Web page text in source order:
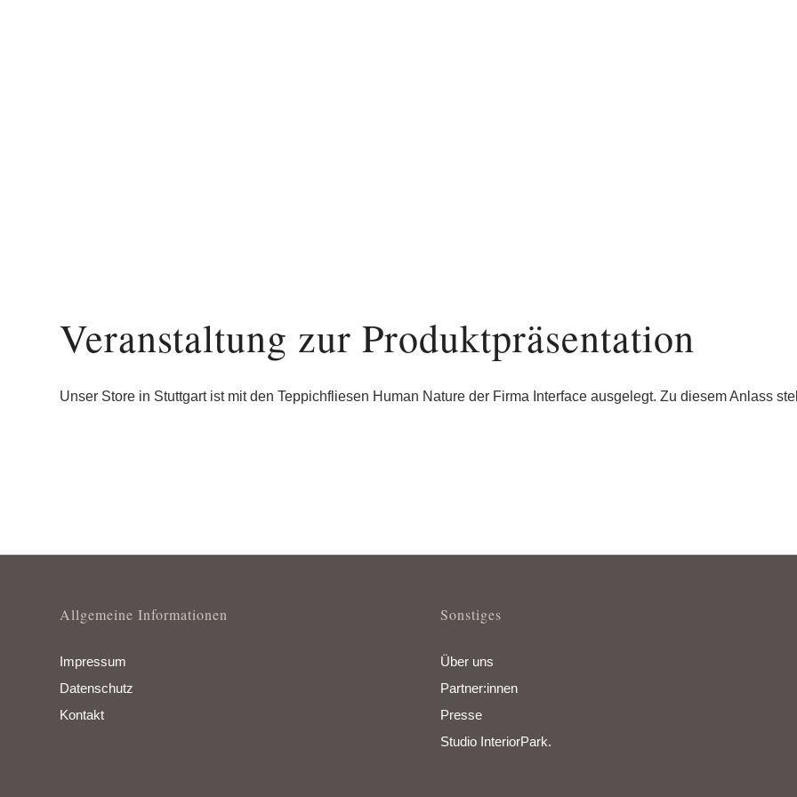
Veranstaltung zur Produktpräsentation
Unser Store in Stuttgart ist mit den Teppichfliesen Human Nature der Firma Interface ausgelegt. Zu diesem Anlass
Allgemeine Informationen
Impressum
Datenschutz
Kontakt
Sonstiges
Über uns
Partner:innen
Presse
Studio InteriorPark.